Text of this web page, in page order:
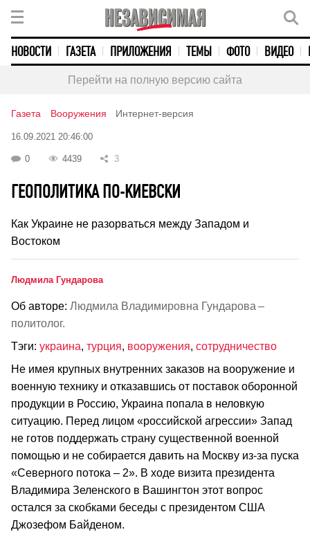
НОВОСТИ ГАЗЕТА ПРИЛОЖЕНИЯ ТЕМЫ ФОТО ВИДЕО
Перейти на полную версию сайта
Газета Вооружения Интернет-версия
16.09.2021 20:46:00
0 4439 3
ГЕОПОЛИТИКА ПО-КИЕВСКИ
Как Украине не разорваться между Западом и
Востоком
Людмила Гундарова
Об авторе: Людмила Владимировна Гундарова –
политолог.
Тэги: украина, турция, вооружения, сотрудничество
Не имея крупных внутренних заказов на вооружение и
военную технику и отказавшись от поставок оборонной
продукции в Россию, Украина попала в неловкую
ситуацию. Перед лицом «российской агрессии» Запад
не готов поддержать страну существенной военной
помощью и не собирается давить на Москву из-за пуска
«Северного потока – 2». В ходе визита президента
Владимира Зеленского в Вашингтон этот вопрос
остался за скобками беседы с президентом США
Джозефом Байденом.